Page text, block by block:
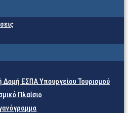
Δομή ΕΣΠΑ Υπουργείου Τουρισμού
Πλαίσιο